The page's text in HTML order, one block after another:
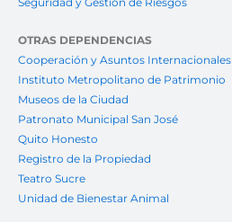
OTRAS DEPENDENCIAS
Cooperación y Asuntos Internacionales
Instituto Metropolitano de Patrimonio
Museos de la Ciudad
Patronato Municipal San José
Quito Honesto
Registro de la Propiedad
Teatro Sucre
Unidad de Bienestar Animal